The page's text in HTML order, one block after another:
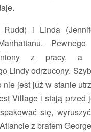
Rudd) i Linda
z pracy, a
Lindy odrzucony.
nie jest już w stanie
Village i stają przed
się,
z bratem